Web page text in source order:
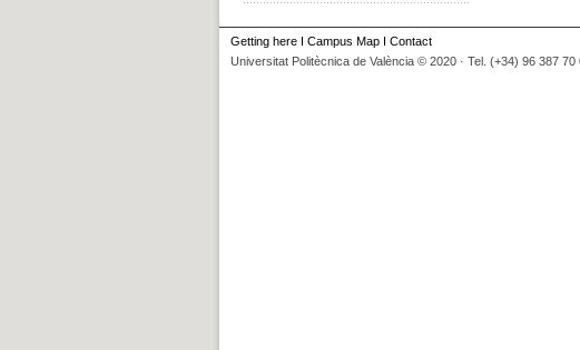
Getting here I Campus Map I Contact
Universitat Politècnica de València © 2020 · Tel. (+34) 96 387 70